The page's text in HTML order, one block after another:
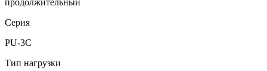
Серия
PU-3C
Тип нагрузки